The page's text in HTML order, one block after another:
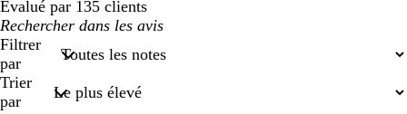
Évalué par 135 clients
Mes
recherches
saisies
Filtrer
par
Trier
par